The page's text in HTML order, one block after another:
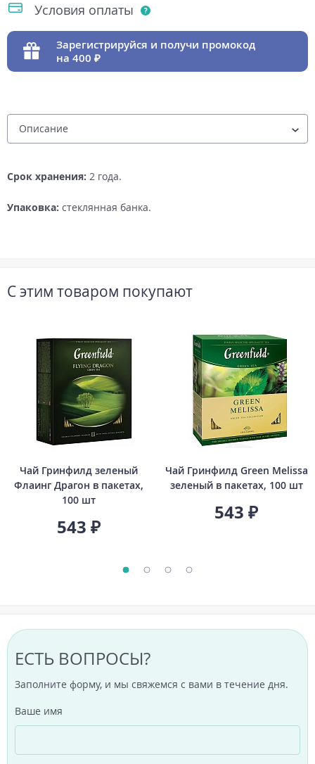
Условия оплаты
Зарегистрируйся и получи промокод
на 400
Срок хранения: 2 года.
Упаковка: стеклянная банка.
С этим товаром покупают
Чай Гринфилд зеленый
Флаинг Драгон в пакетах,
100 шт
543 ₽
Чай Гринфилд Green Melissa
зеленый в пакетах, 100 шт
543 ₽
ЕСТЬ ВОПРОСЫ?
Заполните форму, и мы свяжемся с вами в течение дня.
Ваше имя